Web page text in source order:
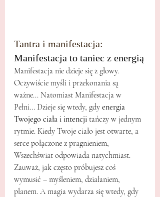
Tantra i manifestacja:
Manifestacja to taniec z energią
Manifestacja nie dzieje się z głowy.
Oczywiście myśli i przekonania są
ważne... Natomiast Manifestacja w
Pełni... Dzieje się wtedy, gdy energia
Twojego ciała i intencji tańczy w jednym
rytmie. Kiedy Twoje ciało jest otwarte, a
serce połączone z pragnieniem,
Wszechświat odpowiada natychmiast.
Zauważ, jak często próbujesz coś
wymusić – myśleniem, działaniem,
planem. A magia wydarza się wtedy, gdy